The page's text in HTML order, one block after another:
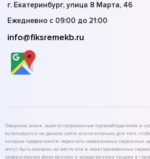
г. Екатеринбург, улица 8 Марта, 46
Ежедневно с 09:00 до 21:00
info@fiksremekb.ru
Товарные знаки, зарегистрированные правообладателем в
используются на данном сайте исключительно для того,
которые предлагаются через сеть независимых сервисных
могут быть оказаны на месте или в неавторизованных
независимыми физическими и юридическими лицами в